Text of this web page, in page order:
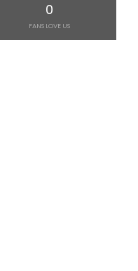
0
FANS LOVE US